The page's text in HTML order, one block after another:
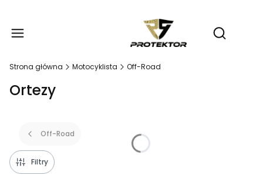
Otwórz
Strona główna Motocyklista Off-Road
Ortezy
Off-Road
Filtry